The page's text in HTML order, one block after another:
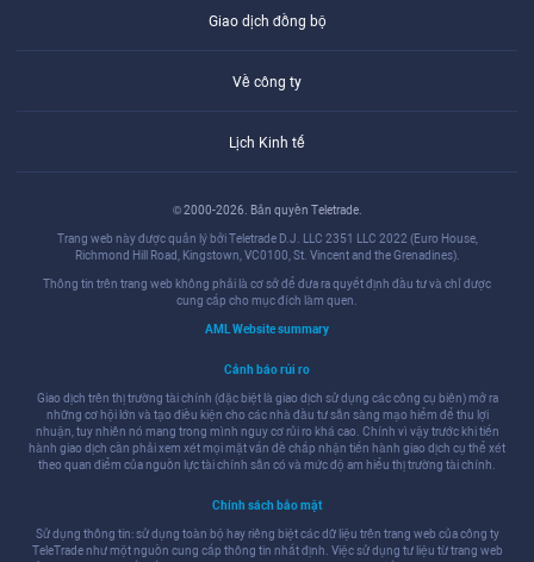
Giao dịch đồng bộ
Về công ty
Lịch Kinh tế
© 2000-2026. Bản quyền Teletrade.
Trang web này được quản lý bởi Teletrade D.J. LLC 2351 LLC 2022 (Euro House,
Richmond Hill Road, Kingstown, VC0100, St. Vincent and the Grenadines).
Thông tin trên trang web không phải là cơ sở để đưa ra quyết định đầu tư và chỉ được
cung cấp cho mục đích làm quen.
AML Website summary
Cảnh báo rủi ro
Giao dịch trên thị trường tài chính (đặc biệt là giao dịch sử dụng các công cụ biên) mở ra
những cơ hội lớn và tạo điều kiện cho các nhà đầu tư sẵn sàng mạo hiểm để thu lợi
nhuận, tuy nhiên nó mang trong mình nguy cơ rủi ro khá cao. Chính vì vậy trước khi tiến
hành giao dịch cần phải xem xét mọi mặt vấn đề chấp nhận tiến hành giao dịch cụ thể xét
theo quan điểm của nguồn lực tài chính sẵn có và mức độ am hiểu thị trường tài chính.
Chính sách bảo mật
Sử dụng thông tin: sử dụng toàn bộ hay riêng biệt các dữ liệu trên trang web của công ty
TeleTrade như một nguồn cung cấp thông tin nhất định. Việc sử dụng tư liệu từ trang web